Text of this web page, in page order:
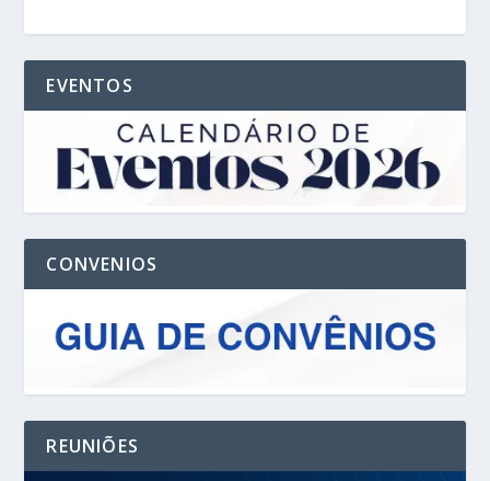
EVENTOS
CONVENIOS
REUNIÕES